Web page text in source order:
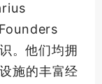
。他们均拥
施的丰富经